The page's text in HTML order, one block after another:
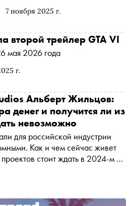
7 ноября 2025 г.
г.
второй трейлер GTA VI
мая 2026 года
Альберт Жильцов:
денег и получится ли из
невозможно
Как и чем сейчас живет
стоит ждать в 2024-м и
На эти и другие вопросы